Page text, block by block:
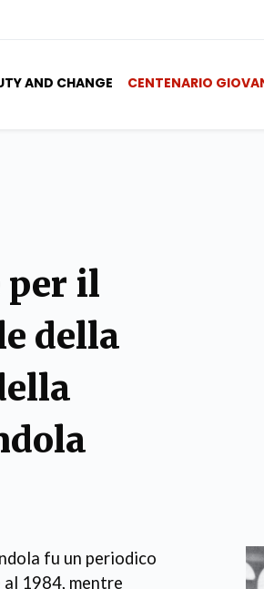
AND CHANGE CENTENARIO
per il
della
fu un periodico
1984, mentre